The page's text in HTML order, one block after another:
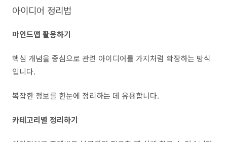
아이디어 정리법
마인드맵 활용하기
핵심 개념을 중심으로 관련 아이디어를 가지처럼 확장하는 방식
입니다.
복잡한 정보를 한눈에 정리하는 데 유용합니다.
카테고리별 정리하기